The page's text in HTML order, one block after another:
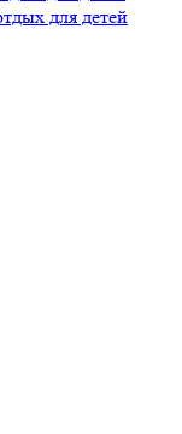
для детей